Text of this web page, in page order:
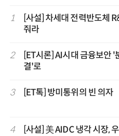
1
[사설] 차세대 전력반도체
줘라
2
[ET시론] AI시대 금융보안
결'로
3 [ET톡] 방미통위의 빈 의자
4 [사설] 美 AIDC 냉각 시장,